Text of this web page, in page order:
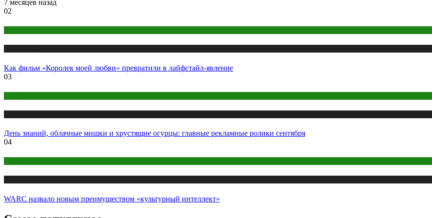
7 месяцев назад
02
Как фильм «Королек моей любви» превратили в лайфстайл-явление
03
День знаний, облачные мишки и хрустящие огурцы: главные рекламные ролики сентября
04
WARC назвало новым преимуществом «культурный интеллект»